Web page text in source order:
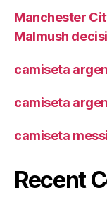
Manchester
Malmush
camiseta
camiseta
camiseta
Recent